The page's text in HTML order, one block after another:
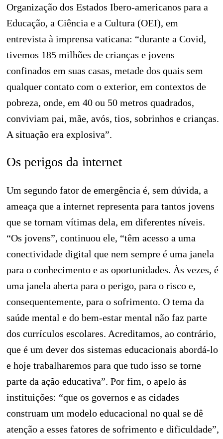
Organização dos Estados Ibero-americanos para a
Educação, a Ciência e a Cultura (OEI), em
entrevista à imprensa vaticana: “durante a Covid,
tivemos 185 milhões de crianças e jovens
confinados em suas casas, metade dos quais sem
qualquer contato com o exterior, em contextos de
pobreza, onde, em 40 ou 50 metros quadrados,
conviviam pai, mãe, avós, tios, sobrinhos e crianças.
A situação era explosiva”.
Os perigos da internet
Um segundo fator de emergência é, sem dúvida, a
ameaça que a internet representa para tantos jovens
que se tornam vítimas dela, em diferentes níveis.
“Os jovens”, continuou ele, “têm acesso a uma
conectividade digital que nem sempre é uma janela
para o conhecimento e as oportunidades. Às vezes, é
uma janela aberta para o perigo, para o risco e,
consequentemente, para o sofrimento. O tema da
saúde mental e do bem-estar mental não faz parte
dos currículos escolares. Acreditamos, ao contrário,
que é um dever dos sistemas educacionais abordá-lo
e hoje trabalharemos para que tudo isso se torne
parte da ação educativa”. Por fim, o apelo às
instituições: “que os governos e as cidades
construam um modelo educacional no qual se dê
atenção a esses fatores de sofrimento e dificuldade”,